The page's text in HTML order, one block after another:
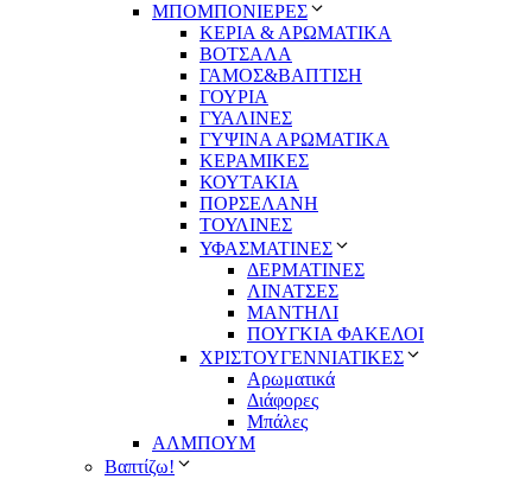
ΜΠΟΜΠΟΝΙΕΡΕΣ
ΚΕΡΙΑ & ΑΡΩΜΑΤΙΚΑ
ΒΟΤΣΑΛΑ
ΓΑΜΟΣ&ΒΑΠΤΙΣΗ
ΓΟΥΡΙΑ
ΓΥΑΛΙΝΕΣ
ΓΥΨΙΝΑ ΑΡΩΜΑΤΙΚΑ
ΚΕΡΑΜΙΚΕΣ
ΚΟΥΤΑΚΙΑ
ΠΟΡΣΕΛΑΝΗ
ΤΟΥΛΙΝΕΣ
ΥΦΑΣΜΑΤΙΝΕΣ
ΔΕΡΜΑΤΙΝΕΣ
ΛΙΝΑΤΣΕΣ
ΜΑΝΤΗΛΙ
ΠΟΥΓΚΙΑ ΦΑΚΕΛΟΙ
ΧΡΙΣΤΟΥΓΕΝΝΙΑΤΙΚΕΣ
Αρωματικά
Διάφορες
Μπάλες
ΑΛΜΠΟΥΜ
Βαπτίζω!